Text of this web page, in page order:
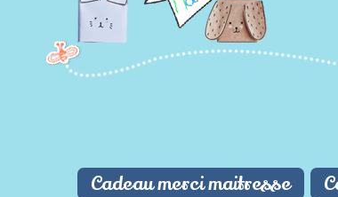
Cadeau merci maitresse